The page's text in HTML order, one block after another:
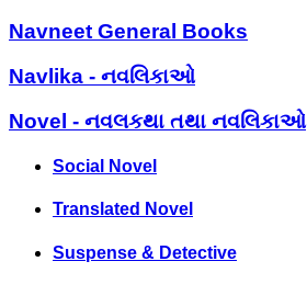
Navneet General Books
Navlika - નવલિકાઓ
Novel - નવલકથા તથા નવલિકાઓ
Social Novel
Translated Novel
Suspense & Detective